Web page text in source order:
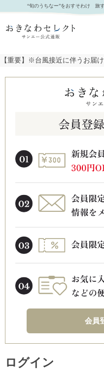
“旬のうちなー”をおすそわけ 旅
【重要】※台風接近に伴うお届
会員
ログイン